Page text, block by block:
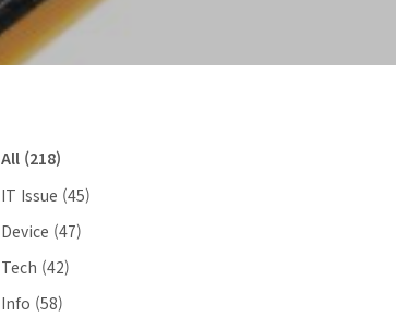
All (218)
IT Issue (45)
Device (47)
Tech (42)
Info (58)